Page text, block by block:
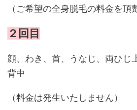
（ご希望の全身脱毛の料金を頂
２回目
顔、わき、首、うなじ、両ひじ
背中
（料金は発生いたしません）